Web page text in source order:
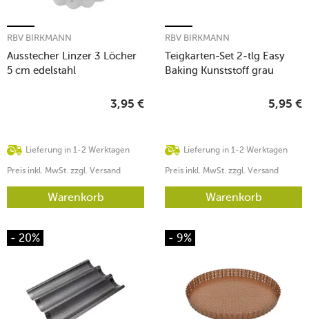
Ausstecher Linzer 3 Löcher
5 cm edelstahl
RBV BIRKMANN
Lieferung in 1-2 Werktagen
3,95 €
Preis inkl. MwSt. zzgl. Versand
Warenkorb
Teigkarten-Set 2-tlg Easy
Baking Kunststoff grau
RBV BIRKMANN
Lieferung in 1-2 Werktagen
5,95 €
Preis inkl. MwSt. zzgl. Versand
Warenkorb
- 20% - 9%